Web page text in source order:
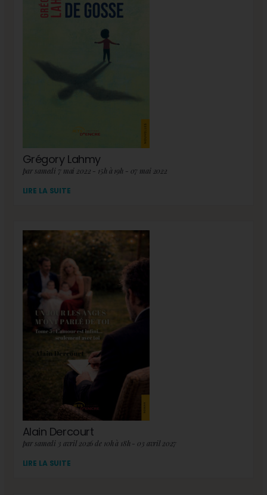
Grégory Lahmy
par samedi 7 mai 2022 - 15h à 19h - 07 mai 2022
LIRE LA SUITE
Alain Dercourt
par samedi 3 avril 2026 de 10h à 18h - 03 avril 2027
LIRE LA SUITE